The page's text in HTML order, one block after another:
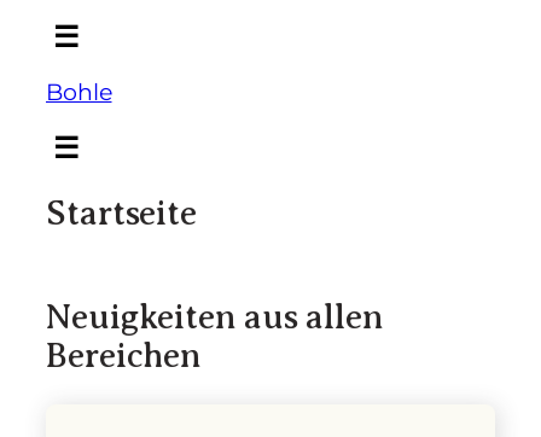
☰
Bohle
☰
Startseite
Neuigkeiten aus allen
Bereichen